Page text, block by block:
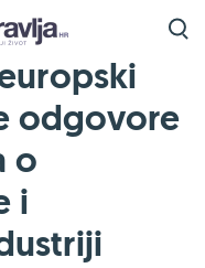
odgovore
o
i